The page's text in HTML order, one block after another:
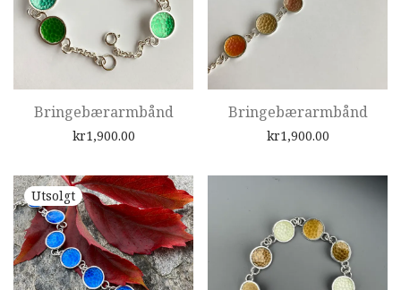
Bringebærarmbånd
kr1,900.00
Bringebærarmbånd
kr1,900.00